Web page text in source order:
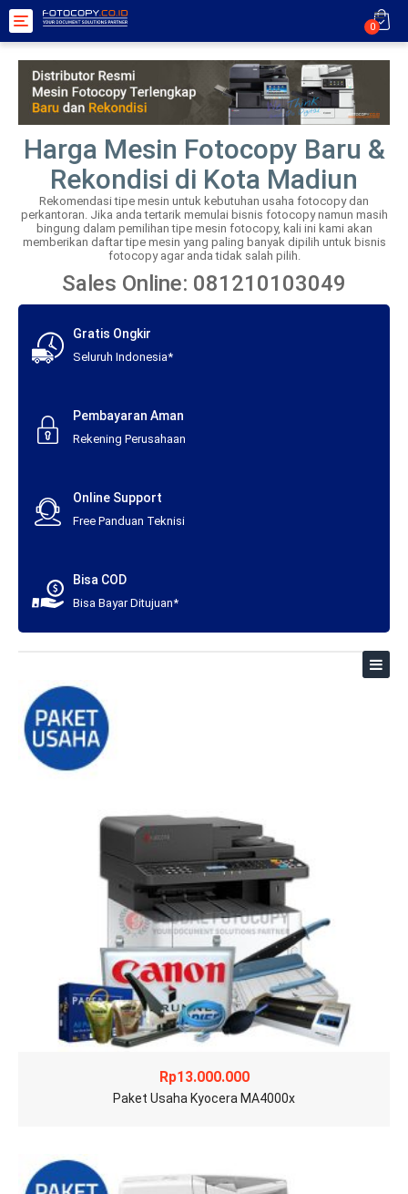
Toggle
navigation
0
Harga Mesin Fotocopy Baru &
Rekondisi di Kota Madiun
Rekomendasi tipe mesin untuk kebutuhan usaha fotocopy dan
perkantoran. Jika anda tertarik memulai bisnis fotocopy namun masih
bingung dalam pemilihan tipe mesin fotocopy, kali ini kami akan
memberikan daftar tipe mesin yang paling banyak dipilih untuk bisnis
fotocopy agar anda tidak salah pilih.
Sales Online: 081210103049
Gratis Ongkir
Seluruh Indonesia*
Pembayaran Aman
Rekening Perusahaan
Online Support
Free Panduan Teknisi
Bisa COD
Bisa Bayar Ditujuan*
Rp13.000.000
Paket Usaha Kyocera MA4000x